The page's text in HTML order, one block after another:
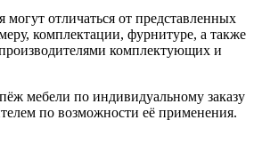
могут отличаться от представленных
комплектации, фурнитуре, а также
комплектующих и
мебели по индивидуальному заказу
по возможности её применения.